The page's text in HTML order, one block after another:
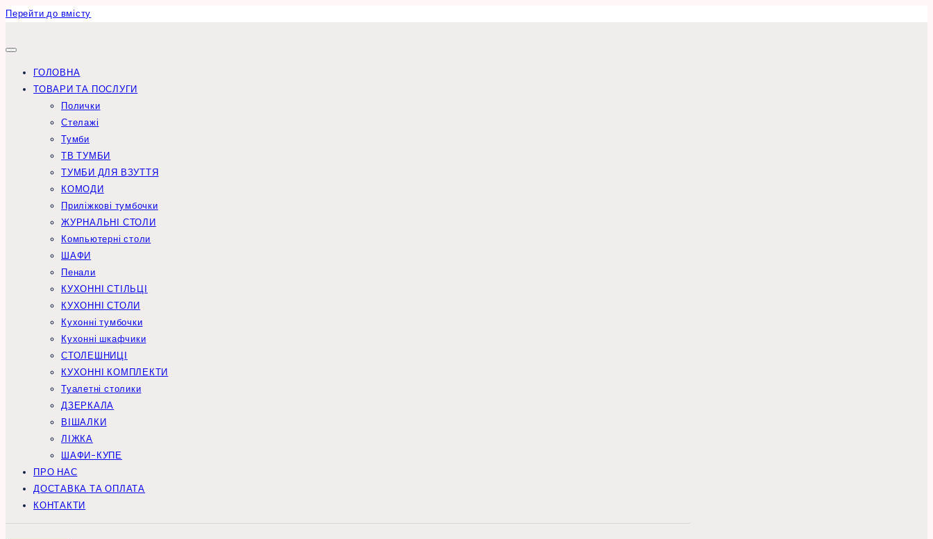
Перейти до вмісту
ГОЛОВНА
ТОВАРИ ТА ПОСЛУГИ
Полички
Стелажі
Тумби
ТВ ТУМБИ
ТУМБИ ДЛЯ ВЗУТТЯ
КОМОДИ
Приліжкові тумбочки
ЖУРНАЛЬНІ СТОЛИ
Компьютерні столи
ШАФИ
Пенали
КУХОННІ СТІЛЬЦІ
КУХОННІ СТОЛИ
Кухонні тумбочки
Кухонні шкафчики
СТОЛЕШНИЦІ
КУХОННІ КОМПЛЕКТИ
Туалетні столики
ДЗЕРКАЛА
ВІШАЛКИ
ЛІЖКА
ШАФИ-КУПЕ
ПРО НАС
ДОСТАВКА ТА ОПЛАТА
КОНТАКТИ